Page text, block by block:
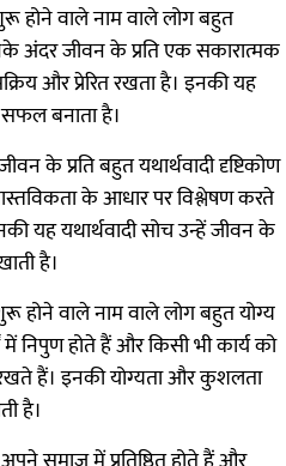
होने वाले नाम वाले लोग बहुत
अंदर जीवन के प्रति एक सकारात्मक
और प्रेरित रखता है। इनकी यह
बनाता है।
के प्रति बहुत यथार्थवादी दृष्टिकोण
के आधार पर विश्लेषण करते
यह यथार्थवादी सोच उन्हें जीवन के
है।
होने वाले नाम वाले लोग बहुत योग्य
निपुण होते हैं और किसी भी कार्य को
हैं। इनकी योग्यता और कुशलता
है।